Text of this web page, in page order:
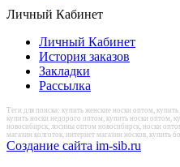
Личный Кабинет
Личный Кабинет
История заказов
Закладки
Рассылка
Теги для поиска: купить женские носки оптом,
купить носки недорого оптом, купить носки оптом,
новосибирск, лосины оптом новосибирск, носки
магазин колготок, интернет магазин носков, купить
Создание сайта im-sib.ru